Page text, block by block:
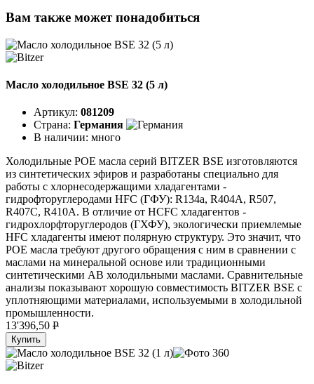
Вам также может понадобиться
Масло холодильное BSE 32 (5 л)
Артикул: 081209
Страна: Германия
В наличии: много
Холодильные POE масла серий BITZER BSE изготовляются
из синтетических эфиров и разработаны специально для
работы с хлорнесодержащими хладагентами -
гидрофторуглеродами HFC (ГФУ): R134a, R404A, R507,
R407C, R410A. В отличие от HCFC хладагентов -
гидрохлорфторуглеродов (ГХФУ), экологически приемлемые
HFC хладагенты имеют полярную структуру. Это значит, что
POE масла требуют другого обращения с ним в сравнении с
маслами на минеральной основе или традиционными
синтетическими АВ холодильными маслами. Сравнительные
анализы показывают хорошую совместимость BITZER BSE с
уплотняющими материалами, используемыми в холодильной
промышленности.
13'396,50 P
Купить